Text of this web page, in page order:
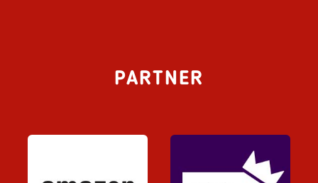
PARTNER